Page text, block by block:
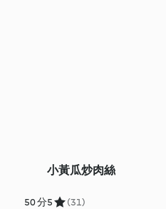
50 分
小黃瓜炒肉絲
5 (31)